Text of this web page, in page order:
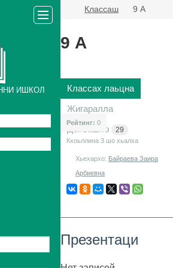
Классаш 9 А
ИШКОЛ
9 А
Классах лаьцна
Жигаралла
Декъашхо
29
Рейтинг: 0
Кхоьллина 3 шо хьалха
Хьехархо: Байраева Заира
Арбиевна
Презентаци